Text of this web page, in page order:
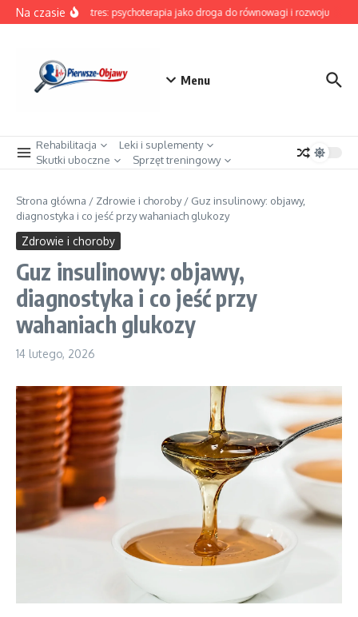
Przejdź do treści
Na czasiePokonaj stres: psychoterapia jako droga do równowagi i rozwoju
Menu
Rehabilitacja
Leki i suplementy
Skutki uboczne
Sprzęt treningowy
Strona główna / Zdrowie i choroby/ Guz insulinowy: objawy,
diagnostyka i co jeść przy wahaniach glukozy
Zdrowie i choroby
Guz insulinowy: objawy,
diagnostyka i co jeść przy
wahaniach glukozy
14 lutego, 2026